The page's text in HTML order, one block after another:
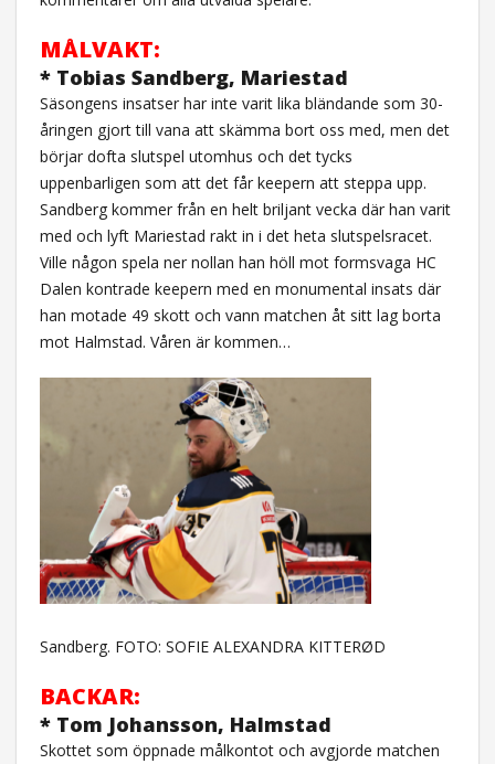
MÅLVAKT:
* Tobias Sandberg, Mariestad
Säsongens insatser har inte varit lika bländande som 30-
åringen gjort till vana att skämma bort oss med, men det
börjar dofta slutspel utomhus och det tycks
uppenbarligen som att det får keepern att steppa upp.
Sandberg kommer från en helt briljant vecka där han varit
med och lyft Mariestad rakt in i det heta slutspelsracet.
Ville någon spela ner nollan han höll mot formsvaga HC
Dalen kontrade keepern med en monumental insats där
han motade 49 skott och vann matchen åt sitt lag borta
mot Halmstad. Våren är kommen…
Sandberg. FOTO: SOFIE ALEXANDRA KITTERØD
BACKAR:
* Tom Johansson, Halmstad
Skottet som öppnade målkontot och avgjorde matchen